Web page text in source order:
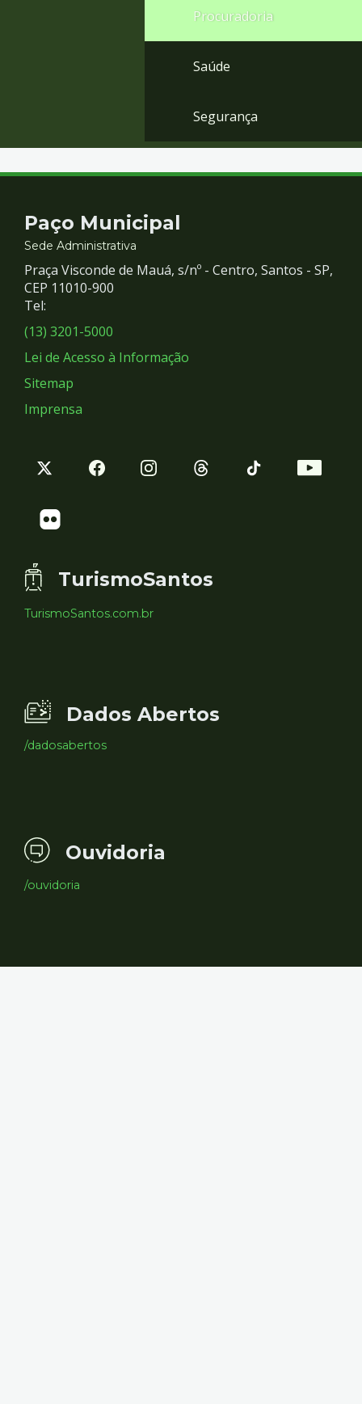
Procuradoria
Saúde
Segurança
Contato
e
Redes
Sociais
Paço Municipal
Sede Administrativa
Praça Visconde de Mauá, s/nº - Centro, Santos - SP,
CEP 11010-900
Tel:
(13) 3201-5000
Lei de Acesso à Informação
Sitemap
Imprensa
TurismoSantos
TurismoSantos.com.br
Dados Abertos
/dadosabertos
Ouvidoria
/ouvidoria